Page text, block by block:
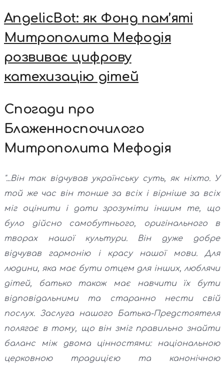
AngelicBot: як Фонд пам’яті
Митрополита Мефодія
розвиває цифрову
катехизацію дітей
Спогади про
Блаженноспочилого
Митрополита Мефодія
"...Він так відчував українську суть, як ніхто. У
той же час він тонше за всіх і вірніше за всіх
міг оцінити і дати зрозуміти іншим те, що
було дійсно самобутнього, оригінального в
творах нашої культури. Він дуже добре
відчував гармонію і красу нашої мови. Для
людини, яка має бути отцем для інших, люблячи
дітей, батько також має навчити їх бути
відповідальними та старанно нести свій
послух. Заслуга нашого Батька-Предстоятеля
полягає в тому, що він зміг правильно знайти
баланс між двома цінностями: національною
церковною традицією та канонічною